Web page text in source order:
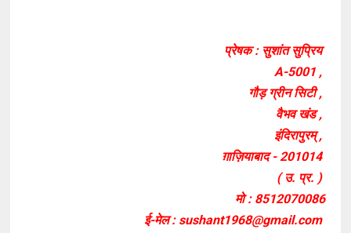
प्रेषक : सुशांत सुप्रिय
A-5001 ,
गौड़ ग्रीन सिटी ,
वैभव खंड ,
इंदिरापुरम् ,
ग़ाज़ियाबाद - 201014
( उ. प्र. )
मो : 8512070086
ई-मेल : sushant1968@gmail.com